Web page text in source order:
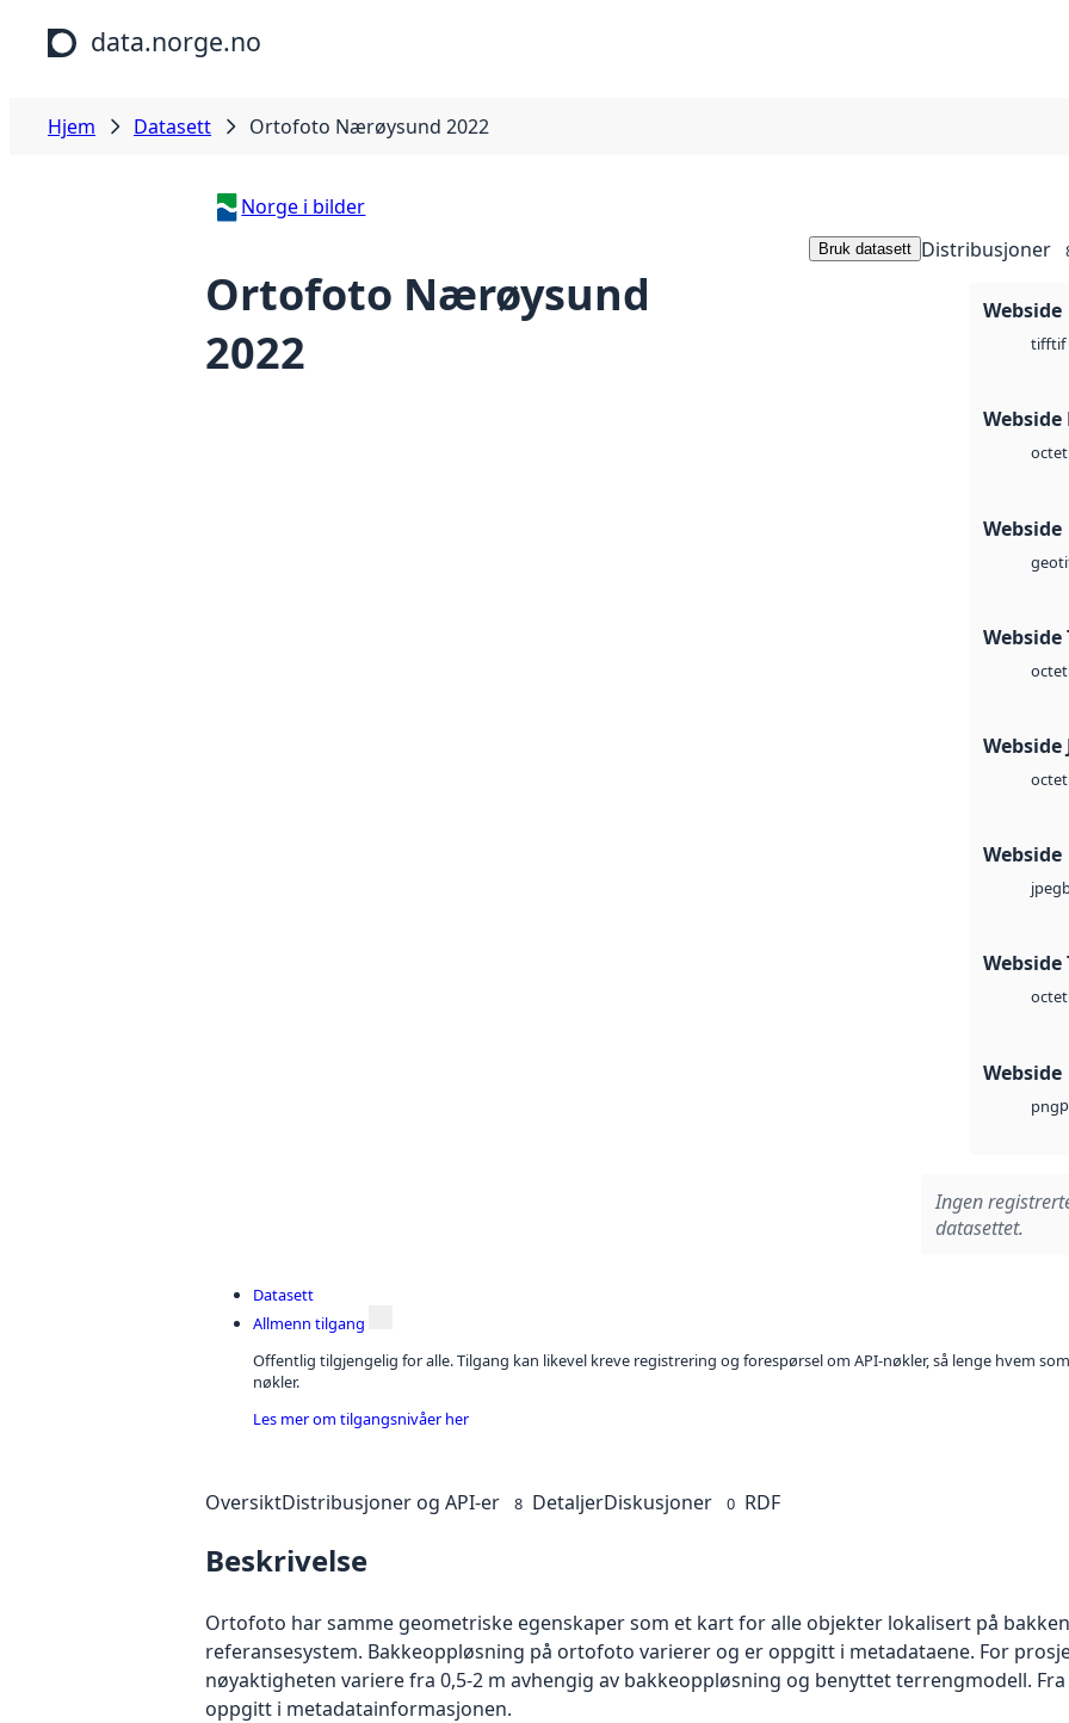
Hopp til hovedinnhold
data.norge.no
Hjem Datasett Ortofoto Nærøysund 2022
Norge i bilder
Ortofoto Nærøysund
2022
Bruk datasett Distribusjoner
Webside
tifftif
Webside
octet
Webside
Webside
octet
Webside
octet
Webside
jpeg
Webside
octet
Webside
png
Ingen
datasettet.
Datasett
Allmenn tilgang
Offentlig tilgjengelig for alle. Tilgang kan likevel kreve registrering og forespørsel om API-nøkler, så lenge hvem
nøkler.
Les mer om tilgangsnivåer her
OversiktDistribusjoner og API-er 8 DetaljerDiskusjoner 0 RDF
Beskrivelse
Ortofoto har samme geometriske egenskaper som et kart for alle objekter lokalisert på
referansesystem. Bakkeoppløsning på ortofoto varierer og er oppgitt i metadataene. For
nøyaktigheten variere fra 0,5-2 m avhengig av bakkeoppløsning og benyttet terrengmodell.
oppgitt i metadatainformasjonen.